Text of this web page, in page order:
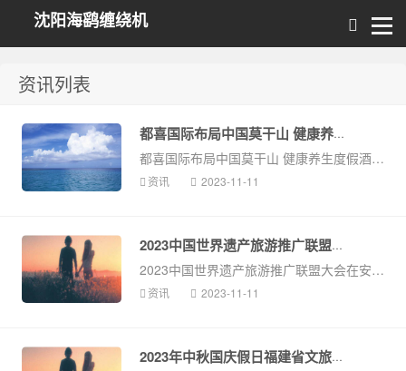
沈阳海鹞缠绕机
资讯列表
都喜国际布局中国莫干山 健康养生度...
都喜国际布局中国莫干山 健康养生度假酒店全新揭幕
资讯 2023-11-11
2023中国世界遗产旅游推广联盟大会...
2023中国世界遗产旅游推广联盟大会在安阳举办
资讯 2023-11-11
2023年中秋国庆假日福建省文旅市场...